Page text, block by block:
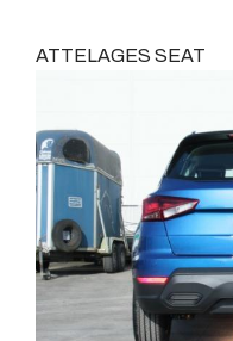
ATTELAGES SEAT